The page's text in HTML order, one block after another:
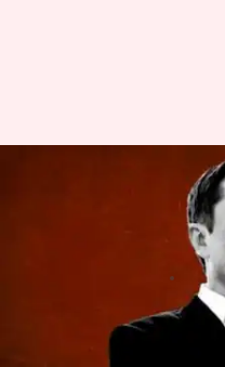
Elon Musk:
విరాళంగా
Nov
ఈ వార్తాకథనం ఏంటి